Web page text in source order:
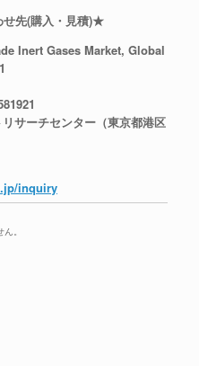
先(購入・見積)★
Inert Gases Market, Global
サーチセンター（東京都港区
inquiry
。